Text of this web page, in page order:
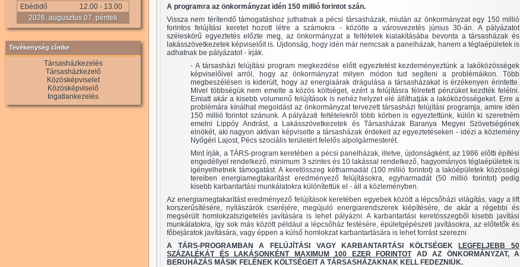
Ebédidő
12.00 - 13.00
2026. augusztus 07. péntek
Tevékenység címke
Társasházkezelés
Társasházkezelő
Közösképviselet
Közösképviselő
Ingatlankezelés
A programra az önkormányzat idén 150 millió forintot szán.
Vissza nem térítendő támogatáshoz juthatnak a pécsi társasházak, miután az önkormányzat egy 150 millió
forintos felújítási keretet hozott létre a számukra - közölte a városvezetés június 30-án. A pályázatot
széleskörű egyeztetés előzte meg, az önkormányzat a feltételek kialakításába bevonta a társasházak és
lakásszövetkezetek képviselőit is. Újdonság, hogy idén már nemcsak a panelházak, hanem a téglaépületek is
adhatnak be pályázatot - írják.
- A társasházi felújítási program megkezdése előtt egyeztetést kezdeményeztünk a lakóközösségek
képviselőivel arról, hogy az önkormányzat milyen módon tud segíteni a problémáikon. Több
megbeszélésen is kiderült, hogy az energiaárak drágulása a társasházakat is érzékenyen érintette.
Mivel többségük nem emelte a közös költséget, ezért a felújításra félretett pénzüket kezdték felélni.
Emiatt akár a kisebb volumenű felújítások is nehéz helyzet elé állíthatják a lakóközösségeket. Erre a
problémára kínálhat megoldást az önkormányzat tervezett társasházi felújítási programja, amire idén
150 millió forintot szánunk. A pályázati feltételekről több körben is egyeztettünk, külön ki szeretném
emelni Lippóy Andrást, a Lakásszövetkezetek és Társasházak Baranya Megyei Szövetségének
elnökét, aki nagyon aktívan képviselte a társasházak érdekeit az egyeztetéseken - idézi a közlemény
Nyőgéri Lajost, Pécs szociális területért felelős alpolgármesterét.
Mint írják, a TÁRS-program keretében a pécsi panelházak, illetve, újdonságként, az 1986 előtti építési
engedéllyel rendelkező, minimum 3 szintes és 10 lakással rendelkező, hagyományos téglaépületek is
igényelhetnek támogatást. A keretösszeg kétharmadát (100 millió forintot) a lakóépületek közösségi
tereiben energiamegtakarítást eredményező felújításokra, egyharmadát (50 millió forintot) pedig
kisebb karbantartási munkálatokra különítettük el - áll a közleményben.
Az energiamegtakarítást eredményező felújítások keretében egyebek között a lépcsőházi világítás, vagy a lift
korszerűsítésére, nyílászárók cseréjére, megújuló energiarendszerek kiépítésére, de akár a régebbi és
megsérült homlokzatszigetelés javítására is lehet pályázni. A karbantartási keretösszegből kisebb javítási
munkálatokra, így sok más között például a lépcsőház festésére, épületgépészeti javításokra, az előtetők és
főbejáratok javítására, vagy éppen a külső homlokzat karbantartására is lehet forrást szerezni.
A TÁRS-PROGRAMBAN A FELÚJÍTÁSI VAGY KARBANTARTÁSI KÖLTSÉGEK
LEGFELJEBB 50
SZÁZALÉKÁT ÉS LAKÁSONKÉNT MAXIMUM 100 EZER FORINTOTAD AZ ÖNKORMÁNYZAT, A
BERUHÁZÁS MÁSIK FELÉNEK KÖLTSÉGEIT A TÁRSASHÁZAKNAK KELL FEDEZNIÜK.